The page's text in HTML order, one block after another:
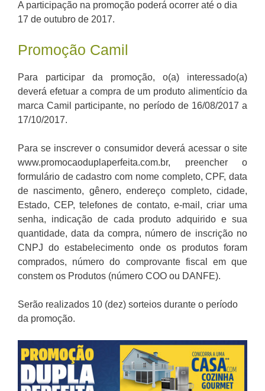
A participação na promoção poderá ocorrer até o dia
17 de outubro de 2017.
Promoção Camil
Para participar da promoção, o(a) interessado(a)
deverá efetuar a compra de um produto alimentício da
marca Camil participante, no período de 16/08/2017 a
17/10/2017.
Para se inscrever o consumidor deverá acessar o site
www.promocaoduplaperfeita.com.br, preencher o
formulário de cadastro com nome completo, CPF, data
de nascimento, gênero, endereço completo, cidade,
Estado, CEP, telefones de contato, e-mail, criar uma
senha, indicação de cada produto adquirido e sua
quantidade, data da compra, número de inscrição no
CNPJ do estabelecimento onde os produtos foram
comprados, número do comprovante fiscal em que
constem os Produtos (número COO ou DANFE).
Serão realizados 10 (dez) sorteios durante o período
da promoção.